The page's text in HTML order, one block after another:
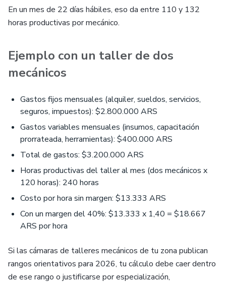
En un mes de 22 días hábiles, eso da entre 110 y 132
horas productivas por mecánico.
Ejemplo con un taller de dos
mecánicos
Gastos fijos mensuales (alquiler, sueldos, servicios,
seguros, impuestos): $2.800.000 ARS
Gastos variables mensuales (insumos, capacitación
prorrateada, herramientas): $400.000 ARS
Total de gastos: $3.200.000 ARS
Horas productivas del taller al mes (dos mecánicos x
120 horas): 240 horas
Costo por hora sin margen: $13.333 ARS
Con un margen del 40%: $13.333 x 1,40 = $18.667
ARS por hora
Si las cámaras de talleres mecánicos de tu zona publican
rangos orientativos para 2026, tu cálculo debe caer dentro
de ese rango o justificarse por especialización,